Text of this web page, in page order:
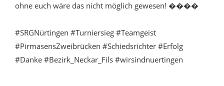
ohne euch wäre das nicht möglich gewesen! ����
#SRGNürtingen #Turniersieg #Teamgeist
#PirmasensZweibrücken #Schiedsrichter #Erfolg
#Danke #Bezirk_Neckar_Fils #wirsindnuertingen